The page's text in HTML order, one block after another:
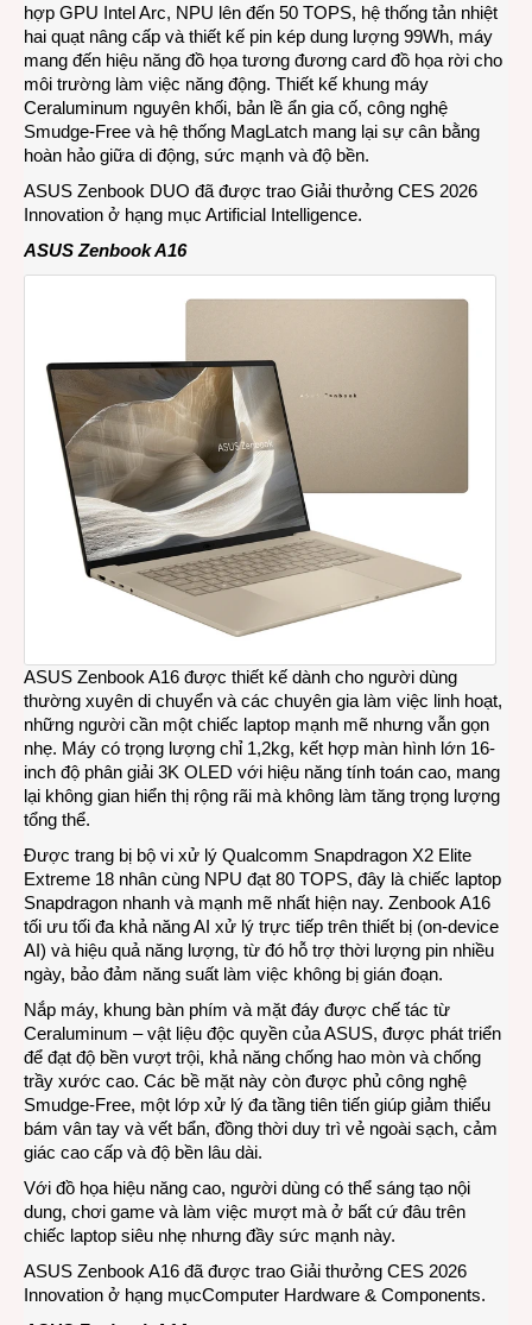
hợp GPU Intel Arc, NPU lên đến 50 TOPS, hệ thống tản nhiệt
hai quạt nâng cấp và thiết kế pin kép dung lượng 99Wh, máy
mang đến hiệu năng đồ họa tương đương card đồ họa rời cho
môi trường làm việc năng động. Thiết kế khung máy
Ceraluminum nguyên khối, bản lề ẩn gia cố, công nghệ
Smudge‑Free và hệ thống MagLatch mang lại sự cân bằng
hoàn hảo giữa di động, sức mạnh và độ bền.
ASUS Zenbook DUO đã được trao Giải thưởng CES 2026
Innovation ở hạng mục Artificial Intelligence.
ASUS Zenbook A16
ASUS Zenbook A16 được thiết kế dành cho người dùng
thường xuyên di chuyển và các chuyên gia làm việc linh hoạt,
những người cần một chiếc laptop mạnh mẽ nhưng vẫn gọn
nhẹ. Máy có trọng lượng chỉ 1,2kg, kết hợp màn hình lớn 16-
inch độ phân giải 3K OLED với hiệu năng tính toán cao, mang
lại không gian hiển thị rộng rãi mà không làm tăng trọng lượng
tổng thể.
Được trang bị bộ vi xử lý Qualcomm Snapdragon X2 Elite
Extreme 18 nhân cùng NPU đạt 80 TOPS, đây là chiếc laptop
Snapdragon nhanh và mạnh mẽ nhất hiện nay. Zenbook A16
tối ưu tối đa khả năng AI xử lý trực tiếp trên thiết bị (on-device
AI) và hiệu quả năng lượng, từ đó hỗ trợ thời lượng pin nhiều
ngày, bảo đảm năng suất làm việc không bị gián đoạn.
Nắp máy, khung bàn phím và mặt đáy được chế tác từ
Ceraluminum – vật liệu độc quyền của ASUS, được phát triển
để đạt độ bền vượt trội, khả năng chống hao mòn và chống
trầy xước cao. Các bề mặt này còn được phủ công nghệ
Smudge-Free, một lớp xử lý đa tầng tiên tiến giúp giảm thiểu
bám vân tay và vết bẩn, đồng thời duy trì vẻ ngoài sạch, cảm
giác cao cấp và độ bền lâu dài.
Với đồ họa hiệu năng cao, người dùng có thể sáng tạo nội
dung, chơi game và làm việc mượt mà ở bất cứ đâu trên
chiếc laptop siêu nhẹ nhưng đầy sức mạnh này.
ASUS Zenbook A16 đã được trao Giải thưởng CES 2026
Innovation ở hạng mụcComputer Hardware & Components.